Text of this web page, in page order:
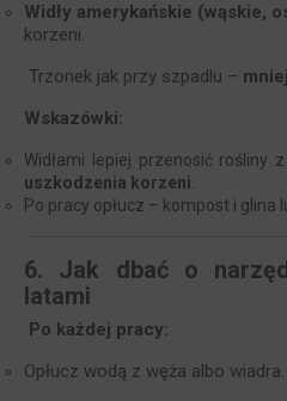
Widły amerykańskie (wąskie,
korzeni.
Trzonek jak przy szpadlu –
Wskazówki:
Widłami lepiej przenosić rośliny
uszkodzenia korzeni
Po pracy opłucz – kompost i glina
6. Jak dbać o
latami
Po każdej pracy:
Opłucz wodą z węża albo wiadra.